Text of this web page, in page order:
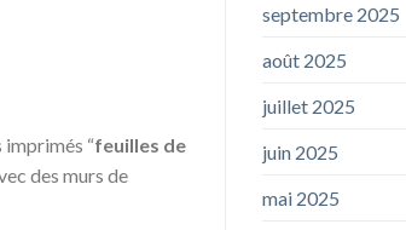
“feuilles de
des murs de
septembre 2025
août 2025
juillet 2025
juin 2025
mai 2025